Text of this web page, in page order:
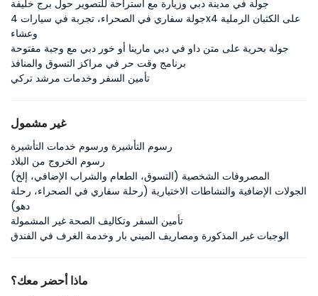
جولة في مدينة دبي وزيارة مع استراحة للتصوير حول برج خليفة
جولة سفاري في الصحراء، تجربة في سيارات 4x4 على الكثبان الرملية
وعشاء
جولة بحرية على متن داو في دبي مارينا أو خور دبي مع وجبة مفتوحة
برنامج وقت حر في مراكز التسوق والمنافذ
تأمين السفر وخدمات مرشد تركي
غير مشمول
رسوم التأشيرة ورسوم خدمات التأشيرة
رسوم الخروج من البلاد
المصروفات الشخصية (التسوق، الطعام والشراب الإضافي، إلخ)
الجولات الإضافية والنشاطات الاختيارية (رحلة سفاري في الصحراء، رحلة
دهو)
تأمين السفر وتكاليف الصحة غير المشمولة
الوجبات غير المذكورة ومصاريف الميني بار وخدمة الغرف في الفندق
ماذا أحضر معك؟